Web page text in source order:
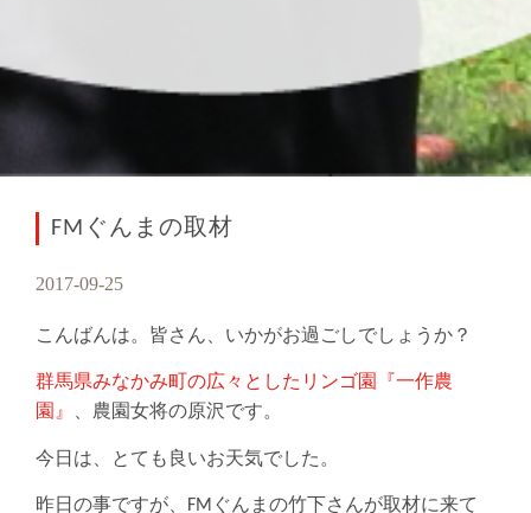
FMぐんまの取材
2017-09-25
こんばんは。皆さん、いかがお過ごしでしょうか？
群馬県みなかみ町の広々としたリンゴ園『一作農
園』
、農園女将の原沢です。
今日は、とても良いお天気でした。
昨日の事ですが、FMぐんまの竹下さんが取材に来て